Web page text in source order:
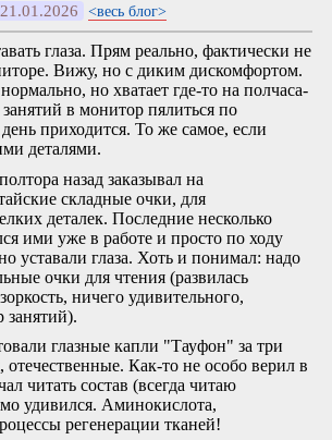
21.01.2026 <весь блог>
глаза. Прям реально, фактически не
Вижу, но с диким дискомфортом.
но хватает где-то на полчаса-
в монитор пялиться по
приходится. То же самое, если
деталями.
назад заказывал на
складные очки, для
деталек. Последние несколько
ими уже в работе и просто по ходу
уставали глаза. Хоть и понимал: надо
очки для чтения (развилась
ничего удивительного,
занятий).
глазные капли "Тауфон" за три
Как-то не особо верил в
читать состав (всегда читаю
удивился. Аминокислота,
регенерации тканей!